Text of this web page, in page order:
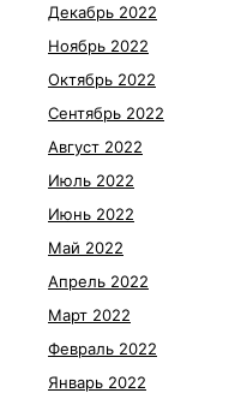
Декабрь 2022
Ноябрь 2022
Октябрь 2022
Сентябрь 2022
Август 2022
Июль 2022
Июнь 2022
Май 2022
Апрель 2022
Март 2022
Февраль 2022
Январь 2022